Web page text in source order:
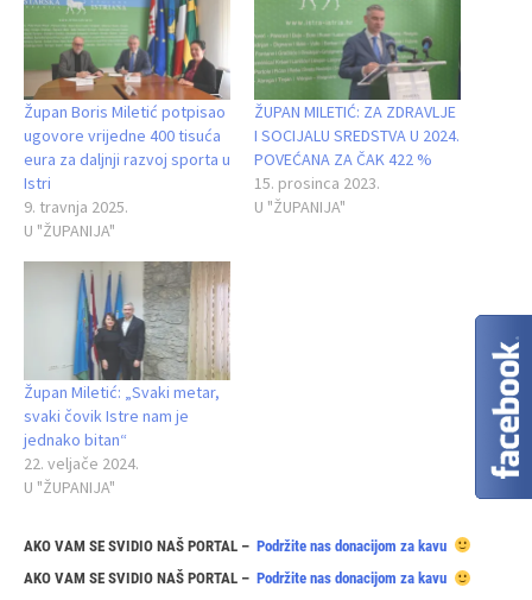
Župan Boris Miletić potpisao
ugovore vrijedne 400 tisuća
eura za daljnji razvoj sporta u
Istri
9. travnja 2025.
U "ŽUPANIJA"
ŽUPAN MILETIĆ: ZA ZDRAVLJE
I SOCIJALU SREDSTVA U 2024.
POVEĆANA ZA ČAK 422 %
15. prosinca 2023.
U "ŽUPANIJA"
Župan Miletić: „Svaki metar,
svaki čovik Istre nam je
jednako bitan“
22. veljače 2024.
U "ŽUPANIJA"
AKO VAM SE SVIDIO NAŠ PORTAL – Podržite nas donacijom za kavu
AKO VAM SE SVIDIO NAŠ PORTAL – Podržite nas donacijom za kavu